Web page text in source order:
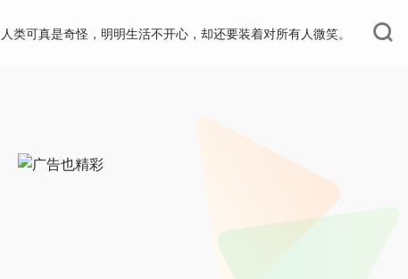
人类可真是奇怪，明明生活不开心，却还要装着对所有人微笑。